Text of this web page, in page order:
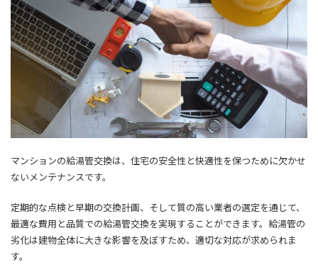
マンションの給湯管交換は、住宅の安全性と快適性を保つために欠かせ
ないメンテナンスです。
定期的な点検と早期の交換計画、そして質の高い業者の選定を通じて、
最適な費用と品質での給湯管交換を実現することができます。給湯管の
劣化は建物全体に大きな影響を及ぼすため、適切な対応が求められま
す。